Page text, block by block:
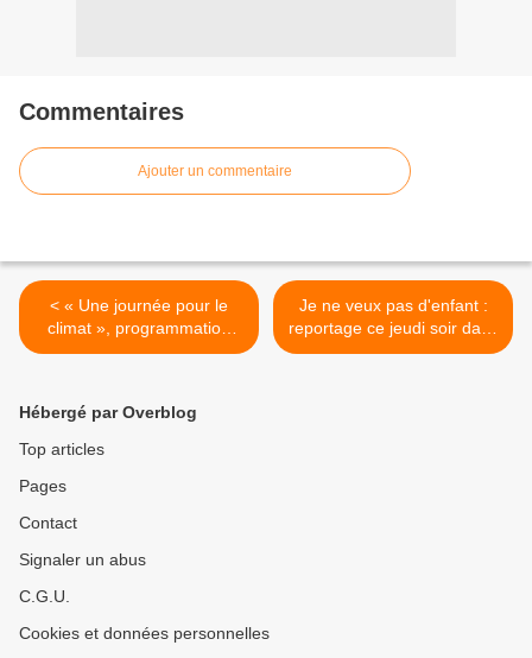
Commentaires
Ajouter un commentaire
< « Une journée pour le
climat », programmation
spéciale ce jeudi sur France
Je ne veux pas d'enfant :
reportage ce jeudi soir dans
Envoyé spécial (extrait). >
Hébergé par Overblog
Top articles
Pages
Contact
Signaler un abus
C.G.U.
Cookies et données personnelles